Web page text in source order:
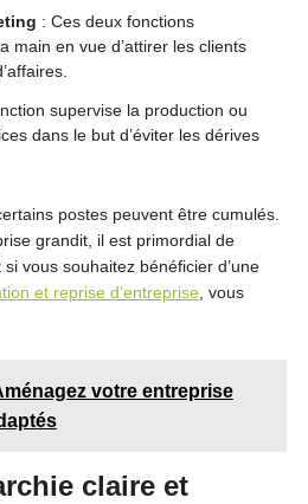
: Ces deux fonctions
main en vue d’attirer les clients
supervise la production ou
dans le but d’éviter les dérives
postes peuvent être cumulés.
grandit, il est primordial de
vous souhaitez bénéficier d’une
et reprise d’entreprise, vous
votre entreprise
claire et